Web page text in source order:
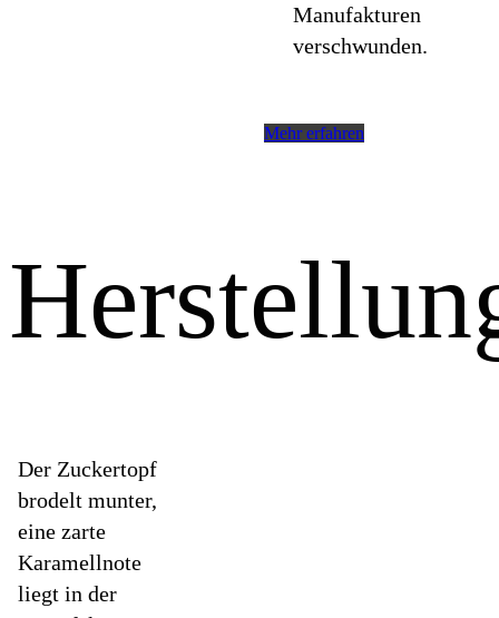
Manufakturen
verschwunden.
Mehr erfahren
Der Zuckertopf
brodelt munter,
eine zarte
Karamellnote
liegt in der